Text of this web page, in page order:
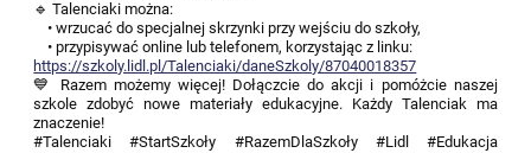
🔹 Talenciaki można:
• wrzucać do specjalnej skrzynki przy wejściu do szkoły,
• przypisywać online lub telefonem, korzystając z linku:
https://szkoly.lidl.pl/Talenciaki/daneSzkoly/87040018357
💙 Razem możemy więcej! Dołączcie do akcji i pomóżcie naszej
szkole zdobyć nowe materiały edukacyjne. Każdy Talenciak ma
znaczenie!
#Talenciaki #StartSzkoły #RazemDlaSzkoły #Lidl #Edukacja